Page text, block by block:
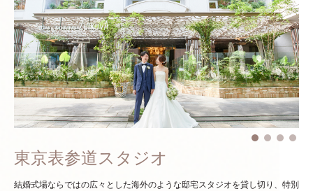
東京表参道スタジオ
結婚式場ならではの広々とした海外のような邸宅スタジオを貸し切り、特別